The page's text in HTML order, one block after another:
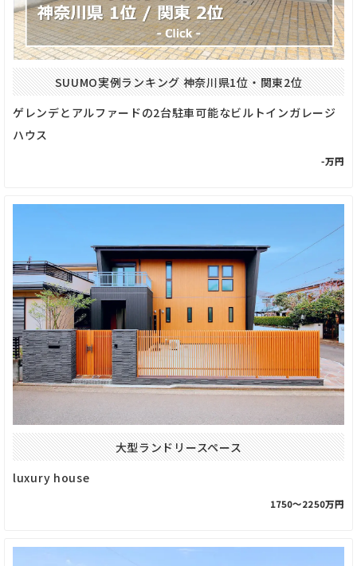
SUUMO実例ランキング 神奈川県1位・関東2位
ゲレンデとアルファードの2台駐車可能なビルトインガレージ
ハウス
-万円
大型ランドリースペース
luxury house
1750〜2250万円